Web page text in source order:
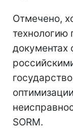
Отмечено,
технологию
документах
SORM.